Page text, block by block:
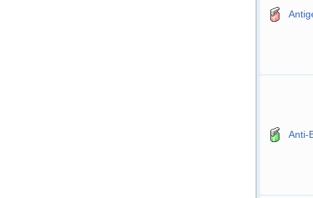
Anti-